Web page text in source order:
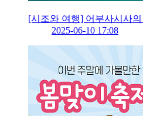
[시조와 여행] 어부사시사
2025-06-10 17:08